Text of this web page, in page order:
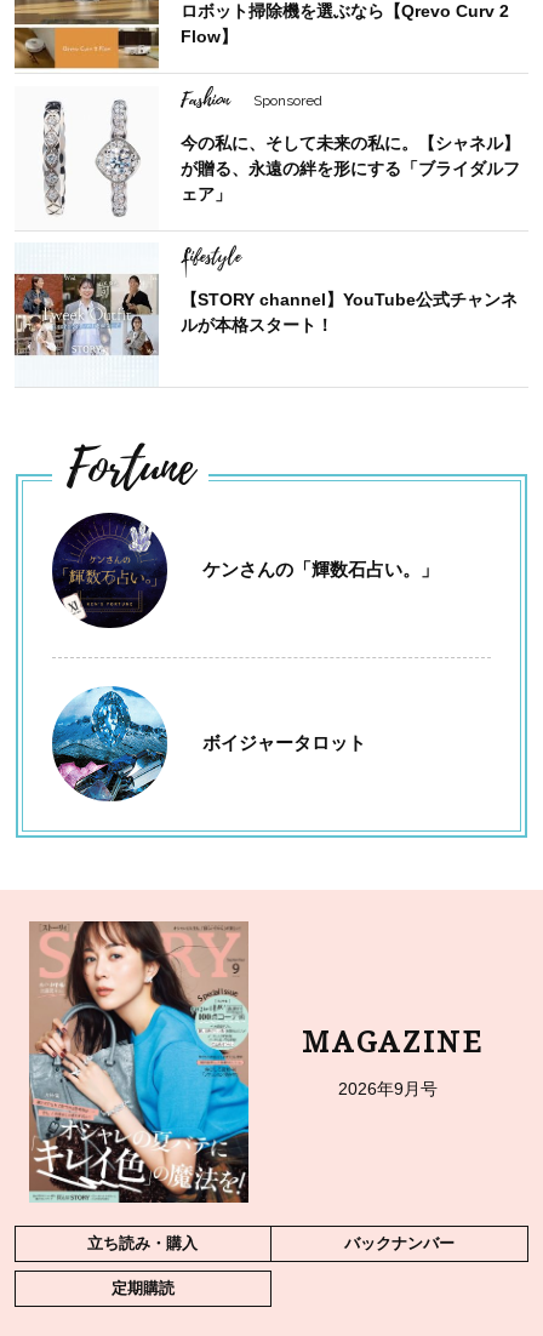
ロボット掃除機を選ぶなら【Qrevo Curv 2
Flow】
Fashion Sponsored
今の私に、そして未来の私に。【シャネル】
が贈る、永遠の絆を形にする「ブライダルフ
ェア」
Lifestyle
【STORY channel】YouTube公式チャンネ
ルが本格スタート！
Fortune
ケンさんの「輝数石占い。」
ボイジャータロット
MAGAZINE
2026年9月号
立ち読み・購入 バックナンバー
定期購読